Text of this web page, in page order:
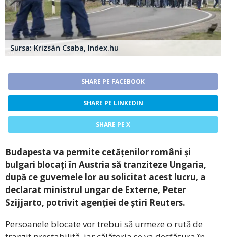
Sursa: Krizsán Csaba, Index.hu
SHARE PE FACEBOOK
SHARE PE LINKEDIN
SHARE PE X
Budapesta va permite cetățenilor români și
bulgari blocați în Austria să tranziteze Ungaria,
după ce guvernele lor au solicitat acest lucru, a
declarat ministrul ungar de Externe, Peter
Szijjarto, potrivit agenției de știri Reuters.
Persoanele blocate vor trebui să urmeze o rută de